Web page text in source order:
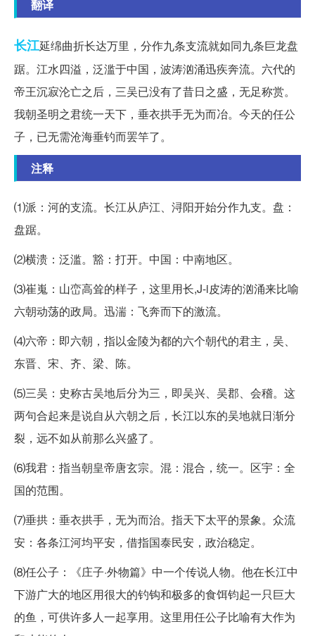
翻译
长江延绵曲折长达万里，分作九条支流就如同九条巨龙盘
踞。江水四溢，泛滥于中国，波涛汹涌迅疾奔流。六代的
帝王沉寂沦亡之后，三吴已没有了昔日之盛，无足称赏。
我朝圣明之君统一天下，垂衣拱手无为而冶。今天的任公
子，已无需沧海垂钓而罢竿了。
注释
⑴派：河的支流。长江从庐江、浔阳开始分作九支。盘：
盘踞。
⑵横溃：泛滥。豁：打开。中国：中南地区。
⑶崔嵬：山峦高耸的样子，这里用长,J-i皮涛的汹涌来比喻
六朝动荡的政局。迅湍：飞奔而下的激流。
⑷六帝：即六朝，指以金陵为都的六个朝代的君主，吴、
东晋、宋、齐、梁、陈。
⑸三吴：史称古吴地后分为三，即吴兴、吴郡、会稽。这
两句合起来是说自从六朝之后，长江以东的吴地就日渐分
裂，远不如从前那么兴盛了。
⑹我君：指当朝皇帝唐玄宗。混：混合，统一。区宇：全
国的范围。
⑺垂拱：垂衣拱手，无为而治。指天下太平的景象。众流
安：各条江河均平安，借指国泰民安，政治稳定。
⑻任公子：《庄子·外物篇》中一个传说人物。他在长江中
下游广大的地区用很大的钓钩和极多的食饵钧起一只巨大
的鱼，可供许多人一起享用。这里用任公子比喻有大作为